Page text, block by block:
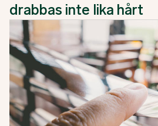
drabbas inte lika hårt